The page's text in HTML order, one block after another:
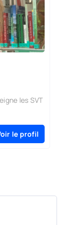
les SVT
le profil